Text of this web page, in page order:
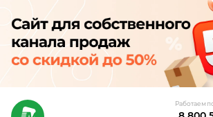
Работаем